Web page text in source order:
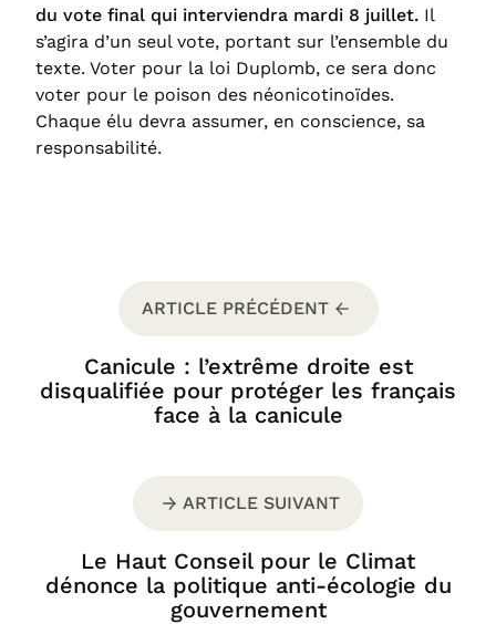
du vote final qui interviendra mardi 8 juillet. Il
s’agira d’un seul vote, portant sur l’ensemble du
texte. Voter pour la loi Duplomb, ce sera donc
voter pour le poison des néonicotinoïdes.
Chaque élu devra assumer, en conscience, sa
responsabilité.
ARTICLE PRÉCÉDENT
Canicule : l’extrême droite est
disqualifiée pour protéger les français
face à la canicule
ARTICLE SUIVANT
Le Haut Conseil pour le Climat
dénonce la politique anti-écologie du
gouvernement